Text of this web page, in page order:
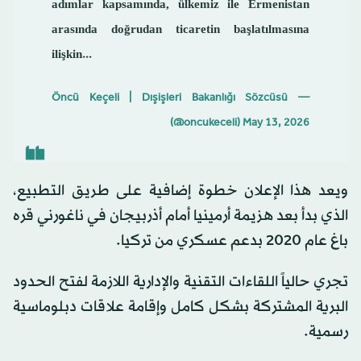
adımlar kapsamında, ülkemiz ile Ermenistan
arasında doğrudan ticaretin başlatılmasına
ilişkin...
— Öncü Keçeli | Dışişleri Bakanlığı Sözcüsü
(@oncukeceli) May 13, 2026
ويعد هذا الإعلان خطوة إضافية على طريق التطبيع،
الذي بدأ بعد هزيمة أرمينيا أمام أذربيجان في ناغورني قره
باغ عام 2020 بدعم عسكري من تركيا.
تجري حالياً اللقاءات التقنية والإدارية اللازمة لفتح الحدود
البرية المشتركة بشكل كامل وإقامة علاقات دبلوماسية
رسمية.